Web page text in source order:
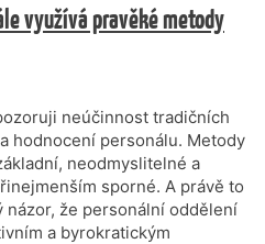
využívá pravěké metody
neúčinnost tradičních
hodnocení personálu. Metody
neodmyslitelné a
sporné. A právě to
že personální oddělení
a byrokratickým